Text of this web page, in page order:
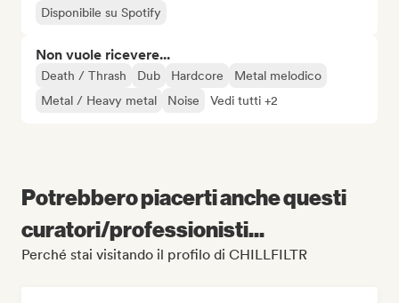
Disponibile su Spotify
Non vuole ricevere...
Death / Thrash Dub Hardcore
Metal melodico
Metal / Heavy metal
Noise Vedi tutti +2
Potrebbero piacerti anche questi
curatori/professionisti...
Perché stai visitando il profilo di CHILLFILTR